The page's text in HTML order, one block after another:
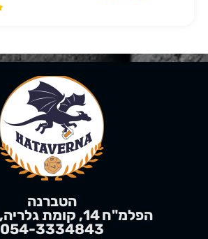
הטברנה
הפלמ"ח 14, קומת גלריה, כרמיאל
054-3334843